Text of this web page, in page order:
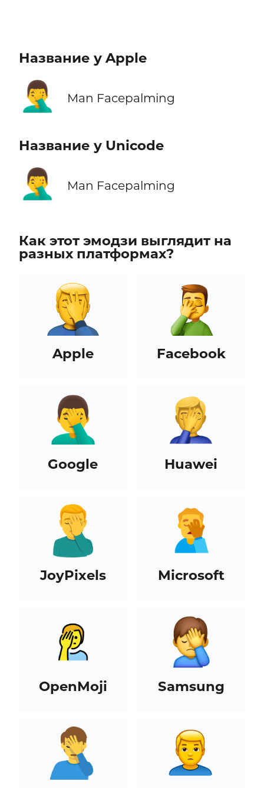
Название у Apple
🤦‍♂️ Man Facepalming
Название у Unicode
🤦‍♂️ Man Facepalming
Как этот эмодзи выглядит на
разных платформах?
Apple Facebook
Google Huawei
JoyPixels Microsoft
OpenMoji Samsung